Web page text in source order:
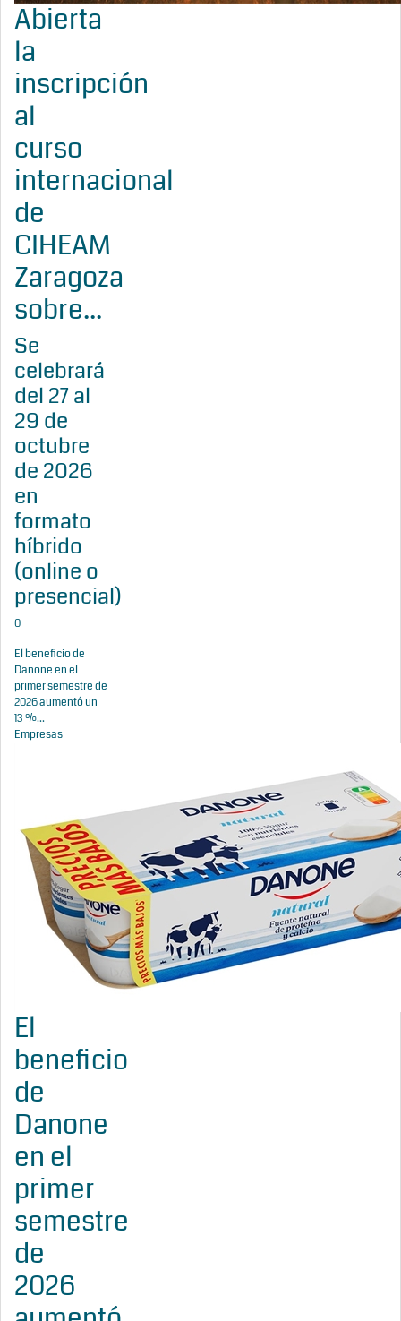
Abierta
la
inscripción
al
curso
internacional
de
CIHEAM
Zaragoza
sobre...
Se
celebrará
del 27 al
29 de
octubre
de 2026
en
formato
híbrido
(online o
presencial)
0
El beneficio de
Danone en el
primer semestre de
2026 aumentó un
13 %...
Empresas
El
beneficio
de
Danone
en el
primer
semestre
de
2026